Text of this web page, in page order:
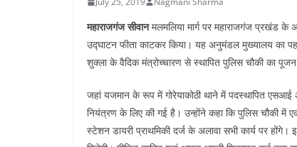
महाराजगंज सीवानमलमलिया मार्ग पर महाराजगंज प्रखंड के
उद्घाटन फीता काटकर किया। यह अनुमंडल मुख्यालय का पहला
शुक्ला के वैदिक मंत्रोच्चारण से स्थापित पुलिस चौकी का पूजन
जहां यजमान के रूप में गोरेयाकोठी थाने में पदस्थापित
नियंत्रण के लिए की गई है। उन्होंने कहा कि पुलिस चौकी
स्टेशन डायरी प्राथमिकी दर्ज के अलावा सभी कार्य पर